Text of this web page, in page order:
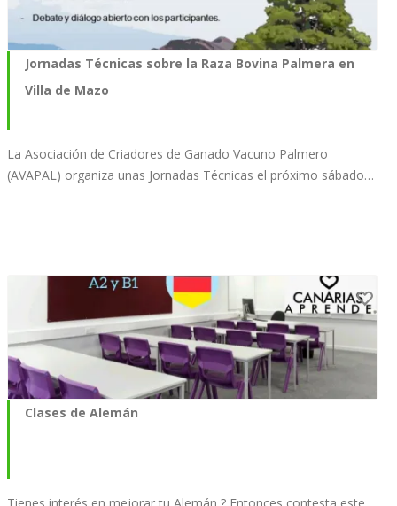
Jornadas Técnicas sobre la Raza Bovina Palmera en
Villa de Mazo
La Asociación de Criadores de Ganado Vacuno Palmero
(AVAPAL) organiza unas Jornadas Técnicas el próximo sábado…
Clases de Alemán